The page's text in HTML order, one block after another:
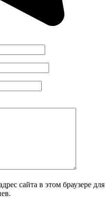
сайта в этом браузере для